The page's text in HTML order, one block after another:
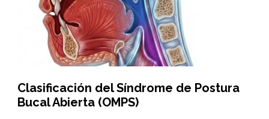
Clasificación del Síndrome de Postura
Bucal Abierta (OMPS)